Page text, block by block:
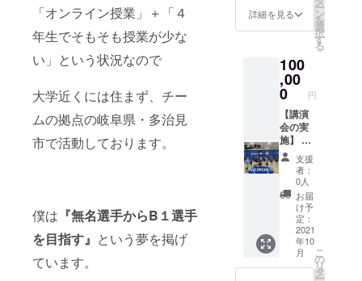
「オンライン授業」＋「４
年生でそもそも授業が少な
い」という状況なので
大学近くには住まず、チー
ムの拠点の岐阜県・多治見
市で活動しております。
僕は 『無名選手からB１選手
を目指す』 という夢を掲げ
ています。
に会社
名を記
載させ
だきま
す。 ・
直接
会って
お礼さ
せてく
ださ
い。
（任
意） ・
備考欄
に連絡
先のご
記入を
お願い
いたし
ます
当にあ
りがと
うござ
す。 ・
トライ
アウト
のお土
産話を
たくさ
んしま
す。 ・
全力で
あなた
の夢を
応援し
ます。
（SNS
での宣
伝、仕
事のお
詳細を見る ー
ン
を
選
択
す
る
100
,00
0 円
【講演
会の実
施】 学
校・職
場・
チーム
などに
出向
き、講
演会を
やらせ
て頂き
ます！
支援
者：
0人
お届
け予
定：
2021
年10
月
こ
の
リ
タ